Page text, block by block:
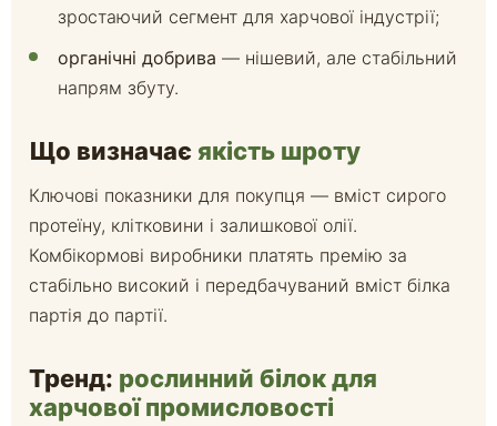
зростаючий сегмент для харчової індустрії;
органічні добрива — нішевий, але стабільний
напрям збуту.
Що визначає якість шроту
Ключові показники для покупця — вміст сирого
протеїну, клітковини і залишкової олії.
Комбікормові виробники платять премію за
стабільно високий і передбачуваний вміст білка
партія до партії.
Тренд: рослинний білок для
харчової промисловості